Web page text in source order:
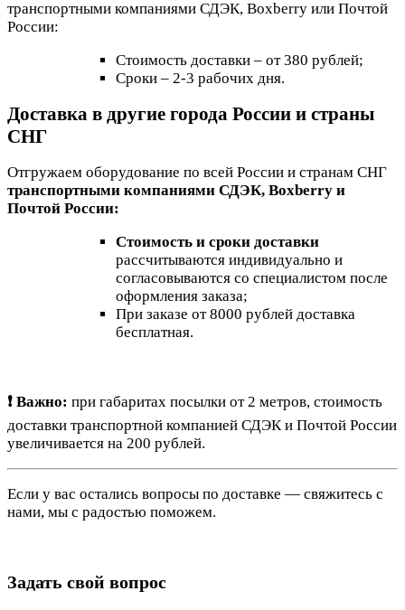
транспортными компаниями СДЭК, Boxberry или Почтой
России:
Стоимость доставки – от 380 рублей;
Сроки – 2-3 рабочих дня.
Доставка в другие города России и страны
СНГ
Отгружаем оборудование по всей России и странам СНГ
транспортными компаниями СДЭК, Boxberry и
Почтой России:
Стоимость и сроки доставки
рассчитываются индивидуально и
согласовываются со специалистом после
оформления заказа;
При заказе от 8000 рублей доставка
бесплатная.
❗ Важно: при габаритах посылки от 2 метров, стоимость
доставки транспортной компанией СДЭК и Почтой России
увеличивается на 200 рублей.
Если у вас остались вопросы по доставке — свяжитесь с
нами, мы с радостью поможем.
Задать свой вопрос